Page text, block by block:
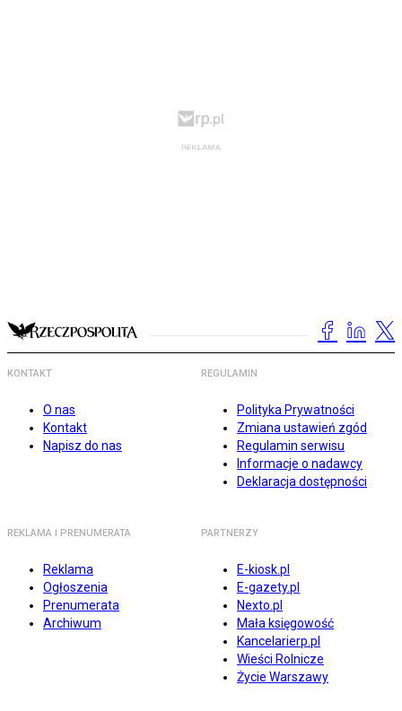
KONTAKT
O nas
Kontakt
Napisz do nas
REGULAMIN
Polityka Prywatności
Zmiana ustawień zgód
Regulamin serwisu
Informacje o nadawcy
Deklaracja dostępności
REKLAMA I PRENUMERATA
Reklama
Ogłoszenia
Prenumerata
Archiwum
PARTNERZY
E-kiosk.pl
E-gazety.pl
Nexto.pl
Mała księgowość
Kancelarierp.pl
Wieści Rolnicze
Życie Warszawy